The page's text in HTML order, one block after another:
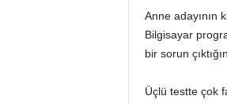
Anne adayının
Bilgisayar
bir sorun
Üçlü testte çok